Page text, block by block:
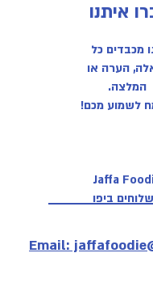
מכבדים כל
הערה או
המלצה.
לשמוע מכם!
Jaffa
ביפו
Email:
איתנו